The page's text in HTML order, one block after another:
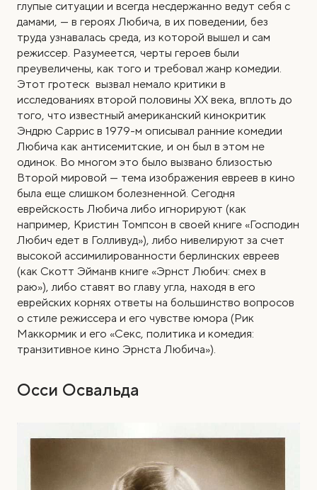
глупые ситуации и всегда несдержанно ведут себя с
дамами, — в героях Любича, в их поведении, без
труда узнавалась среда, из которой вышел и сам
режиссер. Разумеется, черты героев были
преувеличены, как того и требовал жанр комедии.
Этот гротеск вызвал немало критики в
исследованиях второй половины XX века, вплоть до
того, что известный американский кинокритик
Эндрю Саррис в 1979-м описывал ранние комедии
Любича как антисемитские, и он был в этом не
одинок. Во многом это было вызвано близостью
Второй мировой — тема изображения евреев в кино
была еще слишком болезненной. Сегодня
еврейскость Любича либо игнорируют (как
например, Кристин Томпсон в своей книге «Господин
Любич едет в Голливуд»), либо нивелируют за счет
высокой ассимилированности берлинских евреев
(как Скотт Эйманв книге «Эрнст Любич: смех в
раю»), либо ставят во главу угла, находя в его
еврейских корнях ответы на большинство вопросов
о стиле режиссера и его чувстве юмора (Рик
Маккормик и его «Секс, политика и комедия:
транзитивное кино Эрнста Любича»).
Осси Освальда